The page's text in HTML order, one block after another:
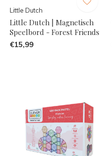
Little Dutch
Little Dutch | Magnetisch
Speelbord - Forest Friends
€15,99